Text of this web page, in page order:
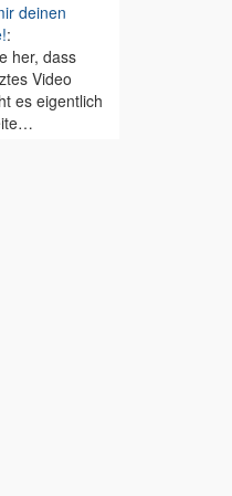
deinen
:
her, dass
Video
es eigentlich